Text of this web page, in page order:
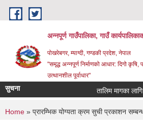
Skip to main content
अन्‍नपूर्ण गाउँपालिका, गाउँ
पोखरेबगर, म्याग्दी, गण्डकी प्रदेश, नेपाल
"समृद्ध अन्‍नपूर्ण निर्माणको आधार: दिगो कृषि,
उत्थानशील पूर्वाधार"
सुचना तालिम मागका लागि
You are here
Home » प्रारम्भिक योग्यता क्रम सुची प्रकाशन